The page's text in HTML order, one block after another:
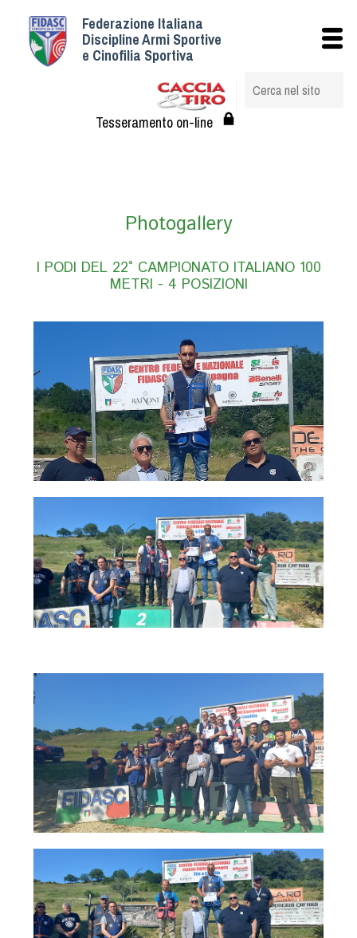
Federazione Italiana
Discipline Armi Sportive
e Cinofilia Sportiva
Tesseramento on-line
Photogallery
I PODI DEL 22° CAMPIONATO ITALIANO 100
METRI - 4 POSIZIONI
Istituzionale
Struttura
Albo Veterinari federali
Circolari
Federazione Trasparente
Assicurazione
Convenzioni
Tesserati
Albo Fornitori
Referenti e gruppi di lavoro regionali
Scuole Federali
Tecnici
Direttori di Gara
Formazione
Calendario Manifestazioni
Organi di Giustizia - Dispositivi
Modelli e moduli
Albo Atleti Cinofili
Guida Locandine Ufficiali
Tiro a Palla
Tiro con l'arco da caccia
Field Target
Paintball
Softair